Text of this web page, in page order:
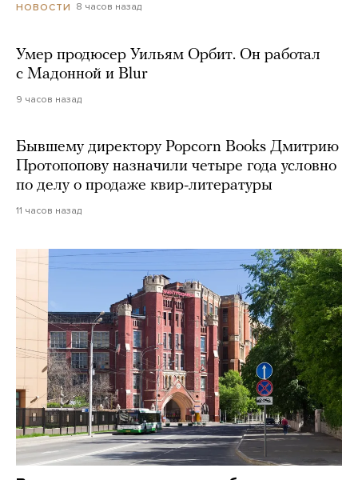
НОВОСТИ 8 часов назад
Умер продюсер Уильям Орбит. Он работал
с Мадонной и Blur
9 часов назад
Бывшему директору Popcorn Books Дмитрию
Протопопову назначили четыре года условно
по делу о продаже квир-литературы
11 часов назад